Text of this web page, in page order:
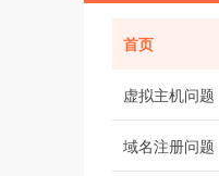
首页
虚拟主机问题
域名注册问题